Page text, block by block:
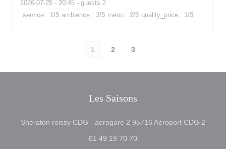
2026-07-25 - 20:45 - guests 2
service : 1/5 ambience : 3/5 menu : 2/5 quality_price : 1/5
1 2 3
Les Saisons
Sheraton roissy CDG - aerogare 2 95716 Aéroport CDG 2
01 49 19 70 70